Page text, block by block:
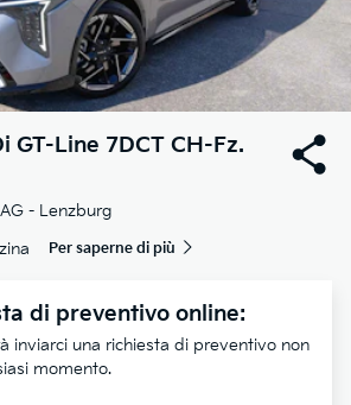
GT-Line 7DCT CH-Fz.
- Lenzburg
Per saperne di più
di preventivo online:
inviarci una richiesta di preventivo non
momento.